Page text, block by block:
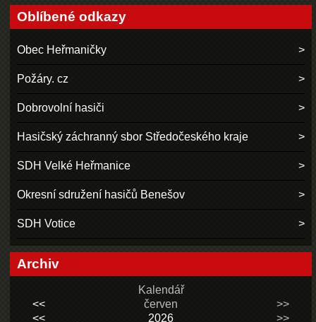
Oblíbené odkazy
Obec Heřmaničky
Požáry. cz
Dobrovolní hasiči
Hasičský záchranný sbor Středočeského kraje
SDH Velké Heřmanice
Okresní sdružení hasičů Benešov
SDH Votice
Archiv
Kalendář
<<
červen
>>
<<
2026
>>